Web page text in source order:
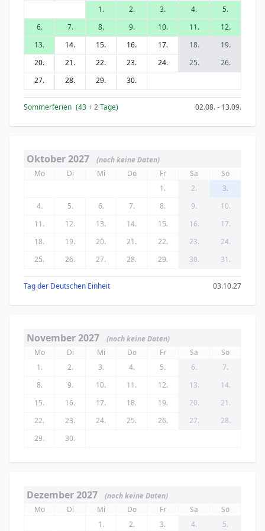
1.
2. 3. 4.
5.
6.
7. 8. 9. 10. 11.
12.
13.
14. 15. 16. 17. 18.
19.
20.
21. 22. 23. 24. 25.
26.
27.
28. 29. 30.
Sommerferien (43+ 2Tage) 02.08. - 13.09.
Oktober 2027
(noch keine Daten)
Mo
Di Mi Do Fr Sa
So
1.
2.
3.
4.
5. 6. 7. 8. 9.
10.
11.
12. 13. 14. 15. 16.
17.
18.
19. 20. 21. 22. 23.
24.
25.
26. 27. 28. 29. 30. 31.
Tag der Deutschen Einheit 03.10.27
November 2027
(noch keine Daten)
Mo
Di Mi Do Fr Sa
So
1.
2. 3. 4. 5. 6.
7.
8.
9. 10. 11. 12. 13.
14.
15.
16. 17. 18. 19. 20.
21.
22.
23. 24. 25. 26. 27.
28.
29.
30.
Dezember 2027
(noch keine Daten)
Mo
Di Mi Do Fr Sa
So
1.
2. 3. 4.
5.